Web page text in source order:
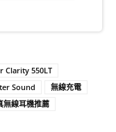
Clarity 550LT
Sound
無線充電
無線耳機推薦